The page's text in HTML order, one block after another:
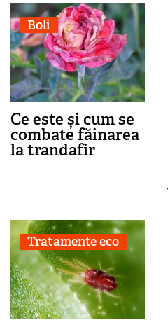
Boli
Ce este și cum se
combate făinarea
la trandafir
Tratamente eco